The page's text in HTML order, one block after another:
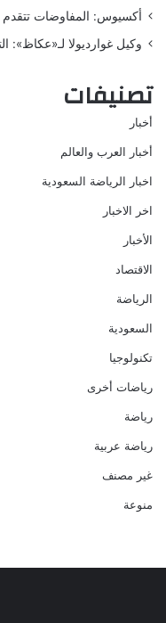
أكسيوس: المفاوضات تتقدم
وكيل غوارديولا لـ«عكاظ»:
تصنيفات
أخبار
أخبار العرب والعالم
اخبار الرياضة السعودية
اخر الاخبار
الأخبار
الاقتصاد
الرياضة
السعودية
تكنولوجيا
رياضات أخرى
رياضة
رياضة عربية
غير مصنف
منوعة